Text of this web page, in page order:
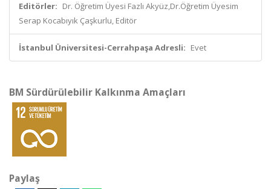
Editörler: Dr. Öğretim Üyesi Fazlı Akyüz,Dr.Öğretim Üyesim
Serap Kocabıyık Çaşkurlu, Editör
İstanbul Üniversitesi-Cerrahpaşa Adresli: Evet
BM Sürdürülebilir Kalkınma Amaçları
Paylaş